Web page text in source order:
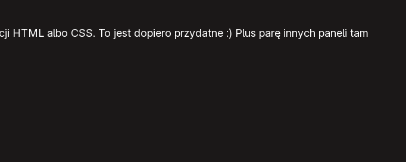
albo CSS. To jest dopiero przydatne :) Plus parę innych paneli tam